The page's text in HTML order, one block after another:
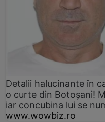
Detalii halucinante în
o curte din Botoșani!
iar concubina lui se
www.wowbiz.ro